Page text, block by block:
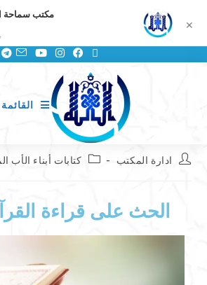
ادارة المكتب كتابات أبناء الأب
الحث على قراءة
✕
مكتب سماحة